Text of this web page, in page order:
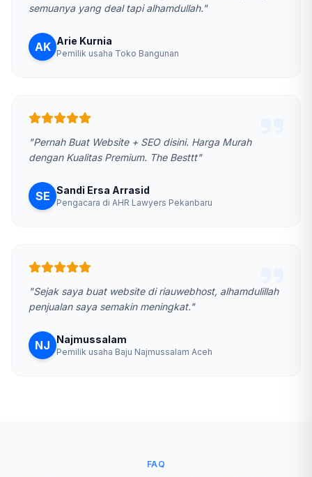
semuanya yang deal tapi alhamdullah."
AK Arie Kurnia
Pemilik usaha Toko Bangunan
"Pernah Buat Website + SEO disini. Harga Murah
dengan Kualitas Premium. The Besttt"
SE Sandi Ersa Arrasid
Pengacara di AHR Lawyers Pekanbaru
"Sejak saya buat website di riauwebhost, alhamdulillah
penjualan saya semakin meningkat."
NJ Najmussalam
Pemilik usaha Baju Najmussalam Aceh
FAQ